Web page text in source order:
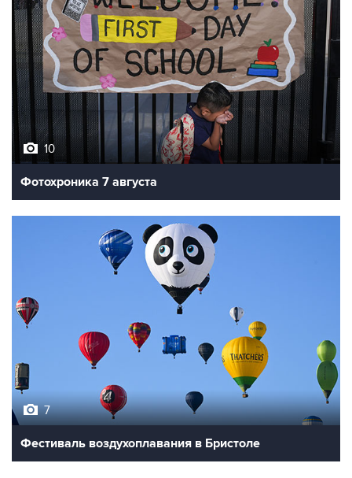
10
Фотохроника 7 августа
Фестиваль воздухоплавания в Бристоле